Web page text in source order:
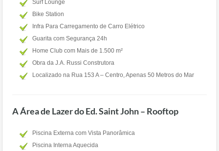
Surf Lounge
Bike Station
Infra Para Carregamento de Carro Elétrico
Guarita com Segurança 24h
Home Club com Mais de 1.500 m²
Obra da J.A. Russi Construtora
Localizado na Rua 153 A – Centro, Apenas 50 Metros do Mar
A Área de Lazer do Ed. Saint John – Rooftop
Piscina Externa com Vista Panorâmica
Piscina Interna Aquecida